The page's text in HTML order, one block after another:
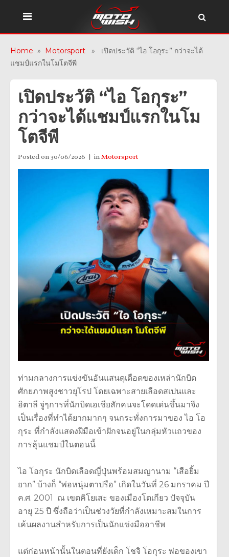
Home » Motorsport » เปิดประวัติ “ไอ โอกุระ” กว่าจะได้
แชมป์แรกในโมโตจีพี
เปิดประวัติ “ไอ โอกุระ”
กว่าจะได้แชมป์แรกในโม
โตจีพี
Posted on 30/06/2026 inMotorsport
ท่ามกลางการแข่งขันอันแสนดุเดือดของเหล่านักบิด
ศักยภาพสูงชาวยุโรป โดยเฉพาะสายเลือดสเปนและ
อิตาลี จู่ๆการที่นักบิดเอเชียสักคนจะโดดเด่นขึ้นมาจึง
เป็นเรื่องที่ทำได้ยากมากๆ จนกระทั่งการมาของ ไอ โอ
กุระ ที่กำลังแสดงฝีมือเข้าฝักจนอยู่ในกลุ่มหัวแถวของ
การลุ้นแชมป์ในตอนนี้
ไอ โอกุระ นักบิดเลือดญี่ปุ่นพร้อมสมญานาม “เสือยิ้ม
ยาก” บ้างก็ “พ่อหนุ่มตาปรือ” เกิดในวันที่ 26 มกราคม ปี
ค.ศ. 2001 ณ เขตคิโยเสะ ของเมืองโตเกียว ปัจจุบัน
อายุ 25 ปี ซึ่งถือว่าเป็นช่วงวัยที่กำลังเหมาะสมในการ
เค้นผลงานสำหรับการเป็นนักแข่งมืออาชีพ
แต่ก่อนหน้านั้นในตอนที่ยังเด็ก โชจิ โอกุระ พ่อของเขา